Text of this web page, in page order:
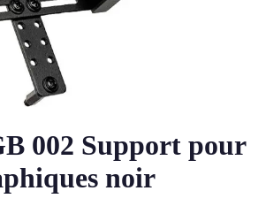
002 Support pour
noir